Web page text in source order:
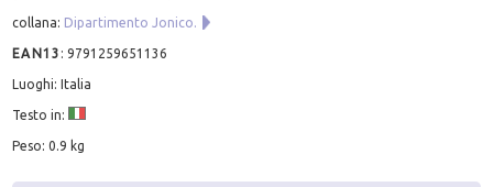
collana: Dipartimento Jonico.
EAN13 :9791259651136
Luoghi: Italia
Testo in:
Peso: 0.9 kg